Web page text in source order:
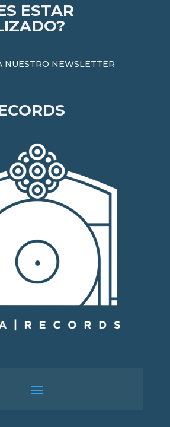
ESTAR
NUESTRO NEWSLETTER